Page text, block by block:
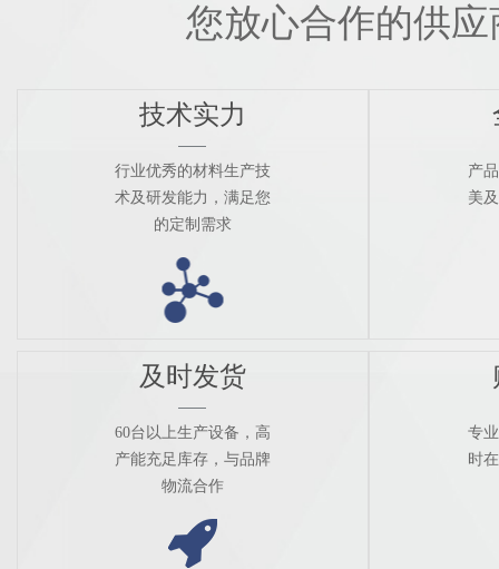
您放心合作的供
技术实力
行业优秀的材料生产技
术及研发能力，满足您
的定制需求
产
美
及时发货
60台以上生产设备，高
产能充足库存，与品牌
物流合作
专
时